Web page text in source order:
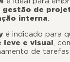
gestão de
interna.
é indicado para
leve e visual,
de